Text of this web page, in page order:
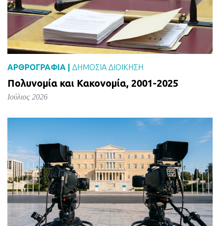
ΑΡΘΡΟΓΡΑΦΙΑ | ΔΗΜΌΣΙΑ ΔΙΟΊΚΗΣΗ
Πολυνομία και Κακονομία, 2001-2025
Ιούλιος 2026